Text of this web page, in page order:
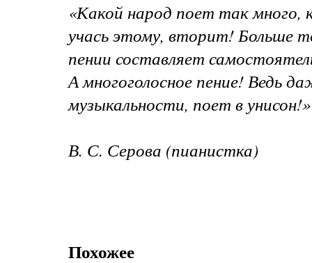
«Какой народ поет так много,
учась этому, вторит! Больше
пении составляет
А многоголосное пение! Ведь
музыкальности, поет в унисон!»
В. С. Серова (пианистка)
Похожее